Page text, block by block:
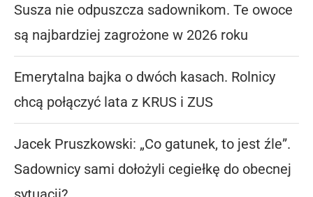
Susza nie odpuszcza sadownikom. Te owoce
są najbardziej zagrożone w 2026 roku
Emerytalna bajka o dwóch kasach. Rolnicy
chcą połączyć lata z KRUS i ZUS
Jacek Pruszkowski: „Co gatunek, to jest źle”.
Sadownicy sami dołożyli cegiełkę do obecnej